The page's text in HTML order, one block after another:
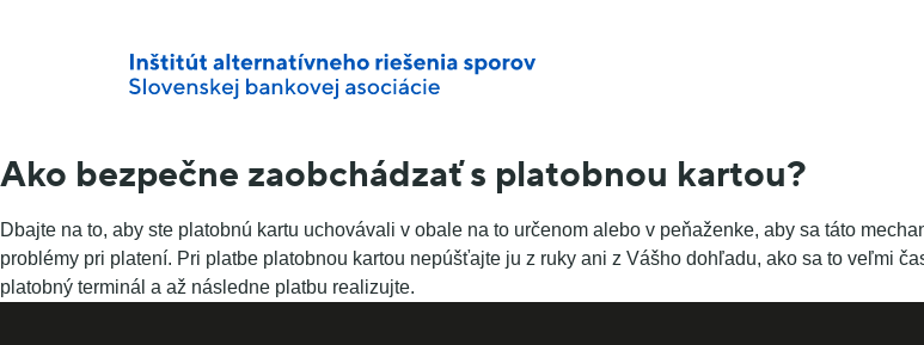
Ako bezpečne zaobchádzať s platobnou kartou?
Dbajte na to, aby ste platobnú kartu uchovávali v obale na to určenom alebo v peňaženke, aby sa táto
problémy pri platení. Pri platbe platobnou kartou nepúšťajte ju z ruky ani z Vášho dohľadu, ako sa to veľmi
platobný terminál a až následne platbu realizujte.